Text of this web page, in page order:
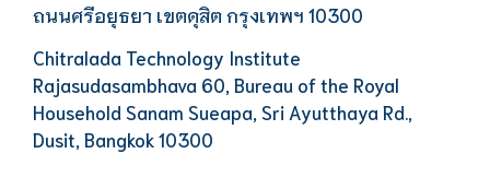
ถนนศรีอยุธยา เขตดุสิต กรุงเทพฯ 10300
Chitralada Technology Institute
Rajasudasambhava 60, Bureau of the Royal
Household Sanam Sueapa, Sri Ayutthaya Rd.,
Dusit, Bangkok 10300